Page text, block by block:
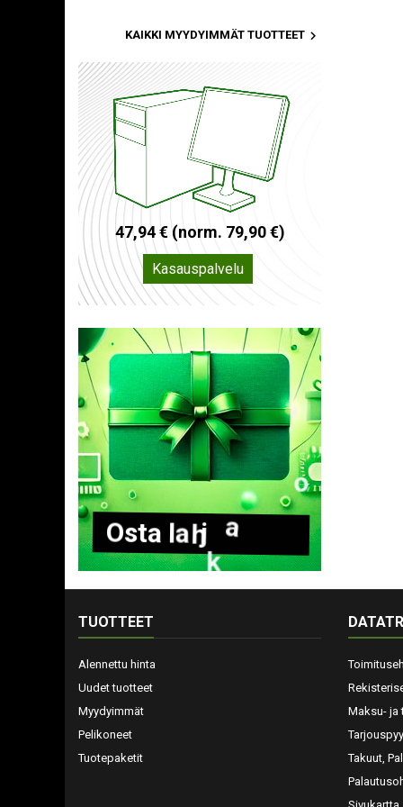
KAIKKI MYYDYIMMÄT TUOTTEET 
47,94€ (norm. 79,90€)
Kasauspalvelu
Osta lahj ak
TUOTTEET
Alennettu hinta
Uudet tuotteet
Myydyimmät
Pelikoneet
Tuotepaketit
Maksu- ja
Takuut,